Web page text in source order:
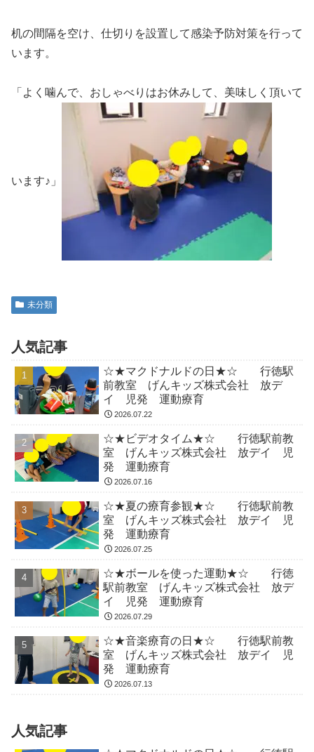
机の間隔を空け、仕切りを設置して感染予防対策を行って
います。
「よく噛んで、おしゃべりはお休みして、美味しく頂いて
います♪」
未分類
人気記事
☆★マクドナルドの日★☆ 行徳駅
前教室 げんキッズ株式会社 放デ
イ 児発 運動療育
2026.07.22
☆★ビデオタイム★☆ 行徳駅前教
室 げんキッズ株式会社 放デイ 児
発 運動療育
2026.07.16
☆★夏の療育参観★☆ 行徳駅前教
室 げんキッズ株式会社 放デイ 児
発 運動療育
2026.07.25
☆★ボールを使った運動★☆ 行徳
駅前教室 げんキッズ株式会社 放デ
イ 児発 運動療育
2026.07.29
☆★音楽療育の日★☆ 行徳駅前教
室 げんキッズ株式会社 放デイ 児
発 運動療育
2026.07.13
人気記事